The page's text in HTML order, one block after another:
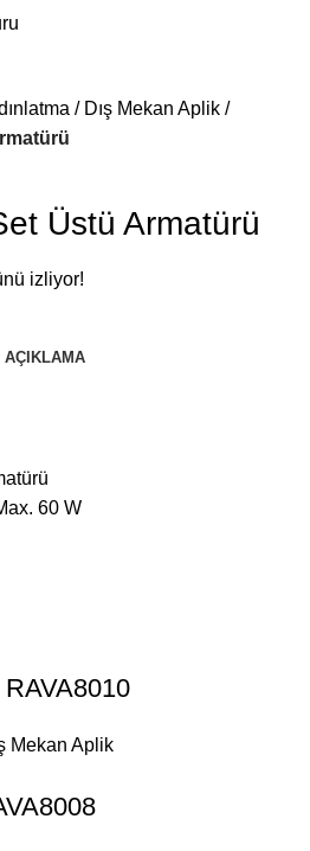
Dış Mekan Aplik
Üstü Armatürü
izliyor!
AÇIKLAMA
60 W
Mekan Aplik